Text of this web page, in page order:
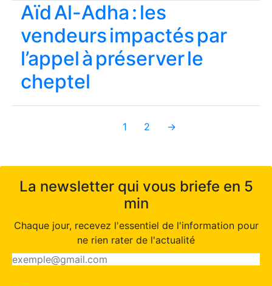
Aïd Al-Adha : les
vendeurs impactés par
l’appel à préserver le
cheptel
1 2 →
La newsletter qui vous briefe en 5
min
Chaque jour, recevez l'essentiel de l'information pour
ne rien rater de l'actualité